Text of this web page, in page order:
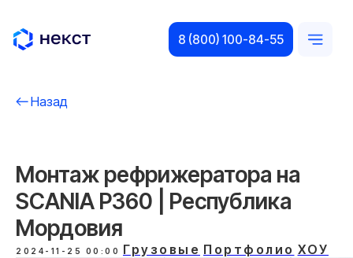
8 (800) 100-84-55
Монтаж рефрижератора на
SCANIA P360 | Республика
Мордовия
2024-11-25 00:00 Грузовые Портфолио ХОУ